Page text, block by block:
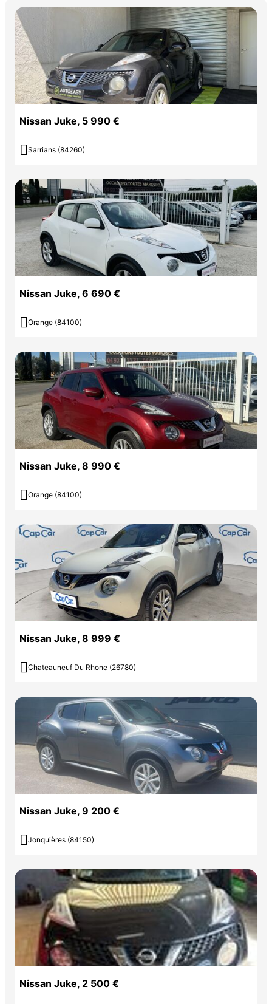
Nissan Juke, 5 990 €
 Sarrians (84260)
Nissan Juke, 6 690 €
 Orange (84100)
Nissan Juke, 8 990 €
 Orange (84100)
Nissan Juke, 8 999 €
 Chateauneuf Du Rhone (26780)
Nissan Juke, 9 200 €
 Jonquières (84150)
Nissan Juke, 2 500 €